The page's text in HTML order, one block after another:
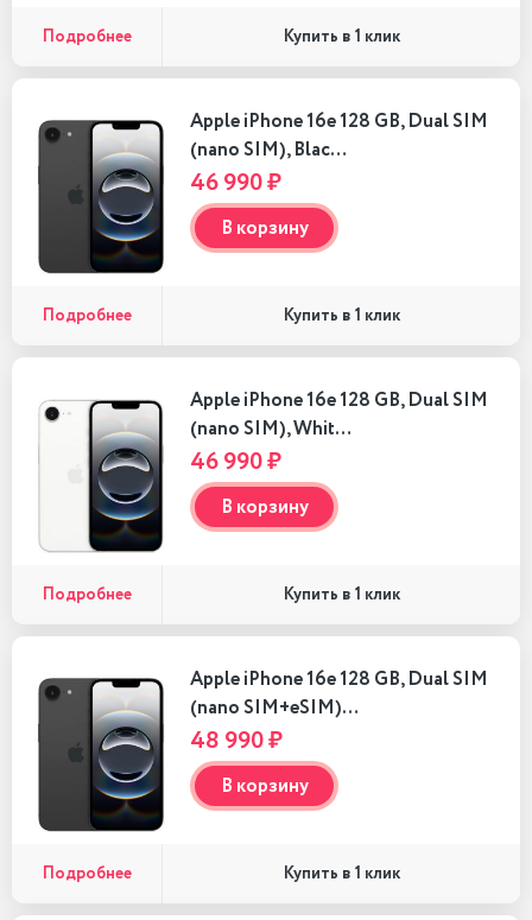
Подробнее Купить в 1 клик
Apple iPhone 16e 128 GB, Dual SIM
(nano SIM), Blac…
46 990 ₽
В корзину
Подробнее Купить в 1 клик
Apple iPhone 16e 128 GB, Dual SIM
(nano SIM), Whit…
46 990 ₽
В корзину
Подробнее Купить в 1 клик
Apple iPhone 16e 128 GB, Dual SIM
(nano SIM+eSIM)…
48 990 ₽
В корзину
Подробнее Купить в 1 клик